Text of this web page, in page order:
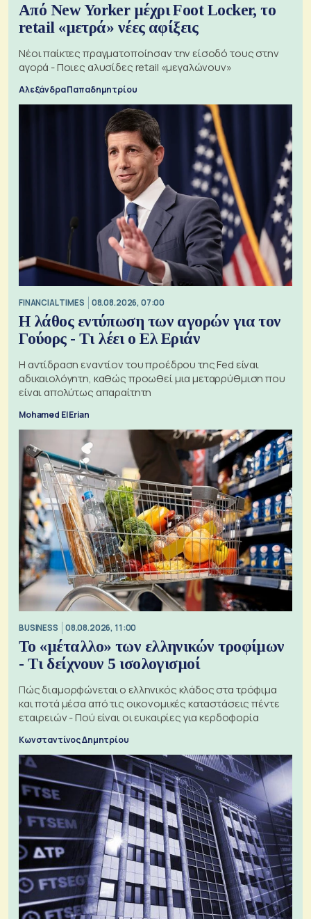
Από New Yorker μέχρι Foot Locker, το
retail «μετρά» νέες αφίξεις
Νέοι παίκτες πραγματοποίησαν την είσοδό τους στην
αγορά - Ποιες αλυσίδες retail «μεγαλώνουν»
Αλεξάνδρα Παπαδημητρίου
FINANCIAL TIMES 08.08.2026, 07:00
Η λάθος εντύπωση των αγορών για τον
Γούορς - Τι λέει ο Ελ Εριάν
Η αντίδραση εναντίον του προέδρου της Fed είναι
αδικαιολόγητη, καθώς προωθεί μια μεταρρύθμιση που
είναι απολύτως απαραίτητη
Mohamed El Erian
BUSINESS 08.08.2026, 11:00
Το «μέταλλο» των ελληνικών τροφίμων
- Τι δείχνουν 5 ισολογισμοί
Πώς διαμορφώνεται ο ελληνικός κλάδος στα τρόφιμα
και ποτά μέσα από τις οικονομικές καταστάσεις πέντε
εταιρειών - Πού είναι οι ευκαιρίες για κερδοφορία
Κωνσταντίνος Δημητρίου